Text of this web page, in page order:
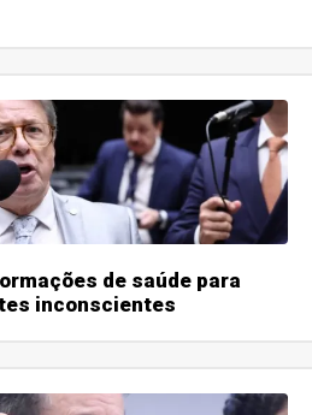
de saúde para
inconscientes